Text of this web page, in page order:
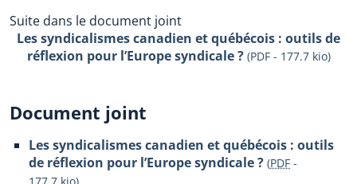
Suite dans le document joint
Les syndicalismes canadien et québécois : outils de
réflexion pour l’Europe syndicale ? (PDF - 177.7 kio)
Document joint
Les syndicalismes canadien et québécois : outils
de réflexion pour l’Europe syndicale ? (PDF -